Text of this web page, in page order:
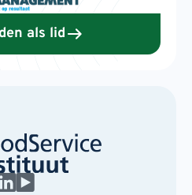
als lid